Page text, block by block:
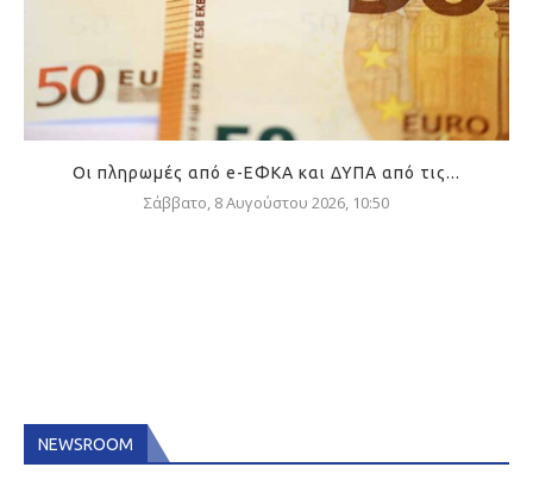
Οι πληρωμές από e-ΕΦΚΑ και ΔΥΠΑ από τις...
Σάββατο, 8 Αυγούστου 2026, 10:50
NEWSROOM